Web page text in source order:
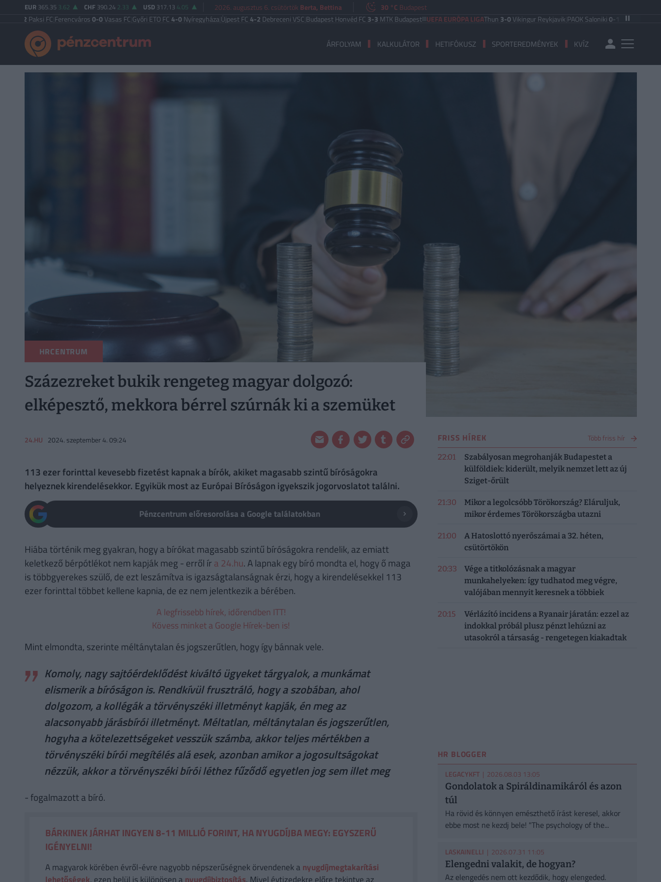
EUR 365.35 3.62 CHF 390.24 2.33 USD 317.13 4.05 2026. augusztus 6. csütörtök Berta, Bettina 30 °C Budapest
Paksi FC| Ferencváros0-0Vasas FC|Győri ETO FC4-0Nyíregyháza|Újpest FC4-2Debreceni VSC|Budapest Honvéd FC3-3MTK Budapest UEFA EURÓPA LIGAThun3-0Vikingur Reykjavik|PAOK Saloniki0-1Anderlecht|FC Hradec
ÁRFOLYAM KALKULÁTOR HETIFÓKUSZ SPORTEREDMÉNYEK KVÍZ
HRCENTRUM
Százezreket bukik rengeteg magyar dolgozó:
elképesztő, mekkora bérrel szúrnák ki a szemüket
24.HU 2024. szeptember 4. 09:24
113 ezer forinttal kevesebb fizetést kapnak a bírók, akiket magasabb szintű bíróságokra
helyeznek kirendelésekkor. Egyikük most az Európai Bíróságon igyekszik jogorvoslatot találni.
Pénzcentrum előresorolása a Google találatokban
Hiába történik meg gyakran, hogy a bírókat magasabb szintű bíróságokra rendelik, az emiatt
keletkező bérpótlékot nem kapják meg - erről ír a 24.hu. A lapnak egy bíró mondta el, hogy ő maga
is többgyerekes szülő, de ezt leszámítva is igazságtalanságnak érzi, hogy a kirendelésekkel 113
ezer forinttal többet kellene kapnia, de ez nem jelentkezik a bérében.
A legfrissebb hírek, időrendben ITT!
Kövess minket a Google Hírek-ben is!
Mint elmondta, szerinte méltánytalan és jogszerűtlen, hogy így bánnak vele.
Komoly, nagy sajtóérdeklődést kiváltó ügyeket tárgyalok, a munkámat
elismerik a bíróságon is. Rendkívül frusztráló, hogy a szobában, ahol
dolgozom, a kollégák a törvényszéki illetményt kapják, én meg az
alacsonyabb járásbírói illetményt. Méltatlan, méltánytalan és jogszerűtlen,
hogyha a kötelezettségeket vesszük számba, akkor teljes mértékben a
törvényszéki bírói megítélés alá esek, azonban amikor a jogosultságokat
nézzük, akkor a törvényszéki bírói léthez fűződő egyetlen jog sem illet meg
- fogalmazott a bíró.
BÁRKINEK JÁRHAT INGYEN 8-11 MILLIÓ FORINT, HA NYUGDÍJBA MEGY: EGYSZERŰ
IGÉNYELNI!
A magyarok körében évről-évre nagyobb népszerűségnek örvendenek a nyugdíjmegtakarítási
FRISS HÍREK Több friss hír
22:01
Szabályosan megrohanják Budapestet a
külföldiek: kiderült, melyik nemzet lett az új
Sziget-őrült
21:30
Mikor a legolcsóbb Törökország? Eláruljuk,
mikor érdemes Törökországba utazni
21:00
A Hatoslottó nyerőszámai a 32. héten,
csütörtökön
20:33
Vége a titkolózásnak a magyar
munkahelyeken: így tudhatod meg végre,
valójában mennyit keresnek a többiek
20:15
Vérlázító incidens a Ryanair járatán: ezzel az
indokkal próbál plusz pénzt lehúzni az
utasokról a társaság - rengetegen kiakadtak
HR BLOGGER
LEGACYKFT| 2026.08.03 13:05
Gondolatok a Spiráldinamikáról és azon
túl
Ha rövid és könnyen emészthető írást keresel, akkor
ebbe most ne kezdj bele! "The psychology of the...
LASKAINELLI | 2026.07.31 11:05
Elengedni valakit, de hogyan?
Az elengedés nem ott kezdődik, hogy elengeded.